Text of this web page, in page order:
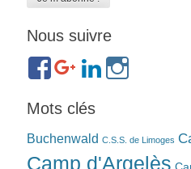
Nous suivre
https://
ref=br_rs
https://https://
bonin-
Mots clés
Buchenwald C.S.S. de Limoges
Camp d'Argelès